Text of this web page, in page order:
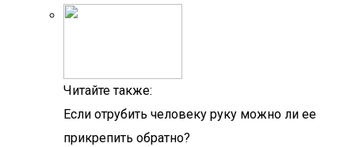
Читайте также:
Если отрубить человеку руку можно ли ее
прикрепить обратно?